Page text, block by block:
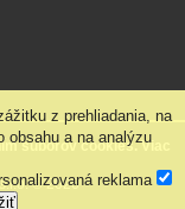
súborov cookies. Viac
© 2026
z prehliadania, na
obsahu a na analýzu
reklama